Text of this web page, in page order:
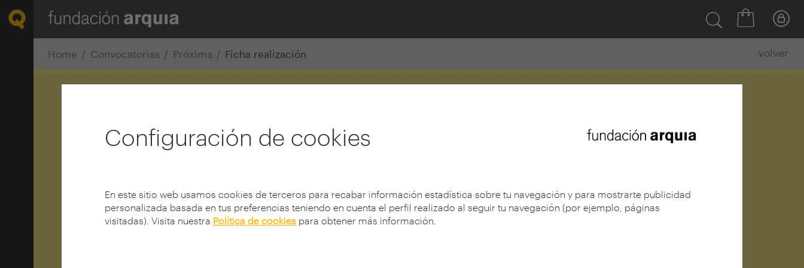
Configuración de cookies
En este sitio web usamos cookies de terceros para recabar información estadística sobre tu navegación y para mostrarte publicidad
personalizada basada en tus preferencias teniendo en cuenta el perfil realizado al seguir tu navegación (por ejemplo, páginas
visitadas). Visita nuestra Política de cookies para obtener más información.
Home Convocatorias Próxima Ficha realización volver